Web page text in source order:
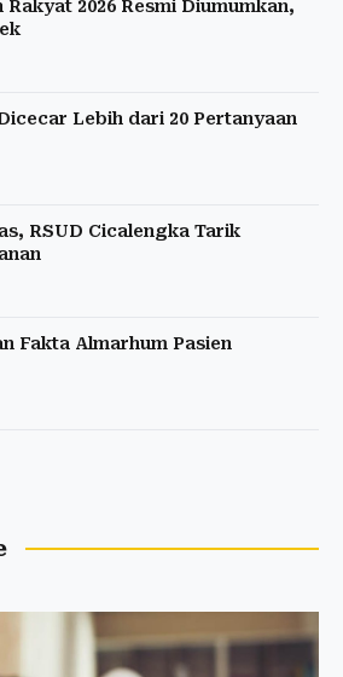
Rakyat 2026 Resmi Diumumkan,
Lebih dari 20 Pertanyaan
RSUD Cicalengka Tarik
Fakta Almarhum Pasien